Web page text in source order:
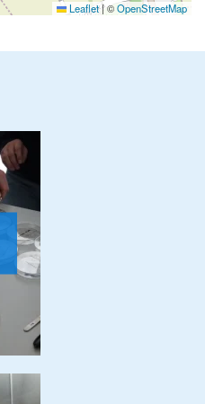
Leaflet|©OpenStreetMap